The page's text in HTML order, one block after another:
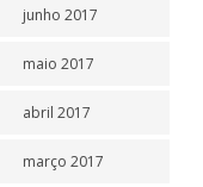
junho 2017
maio 2017
abril 2017
março 2017